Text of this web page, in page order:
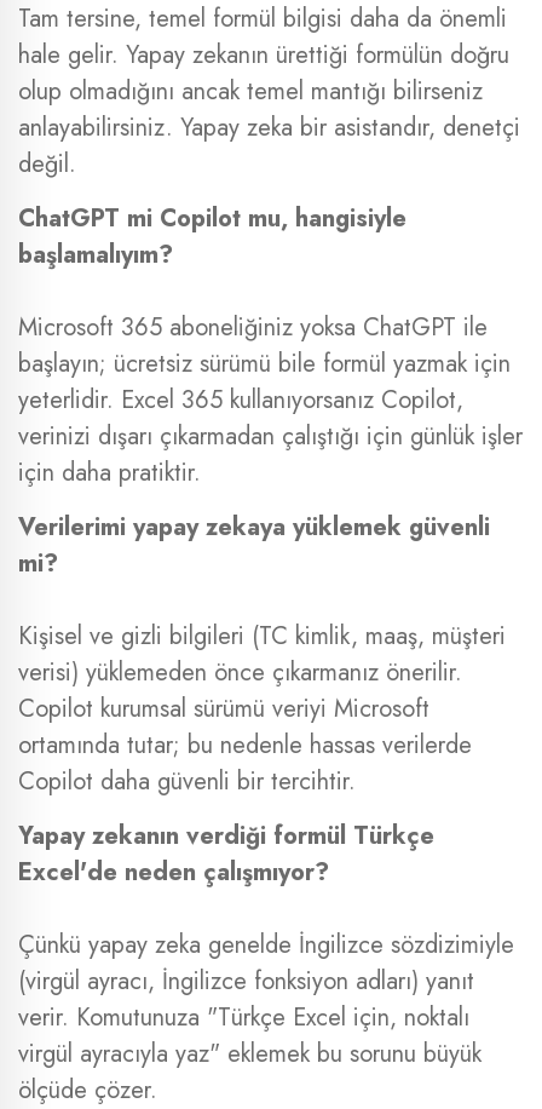
Tam tersine, temel formül bilgisi daha da önemli
hale gelir. Yapay zekanın ürettiği formülün doğru
olup olmadığını ancak temel mantığı bilirseniz
anlayabilirsiniz. Yapay zeka bir asistandır, denetçi
değil.
ChatGPT mi Copilot mu, hangisiyle
başlamalıyım?
Microsoft 365 aboneliğiniz yoksa ChatGPT ile
başlayın; ücretsiz sürümü bile formül yazmak için
yeterlidir. Excel 365 kullanıyorsanız Copilot,
verinizi dışarı çıkarmadan çalıştığı için günlük işler
için daha pratiktir.
Verilerimi yapay zekaya yüklemek güvenli
mi?
Kişisel ve gizli bilgileri (TC kimlik, maaş, müşteri
verisi) yüklemeden önce çıkarmanız önerilir.
Copilot kurumsal sürümü veriyi Microsoft
ortamında tutar; bu nedenle hassas verilerde
Copilot daha güvenli bir tercihtir.
Yapay zekanın verdiği formül Türkçe
Excel'de neden çalışmıyor?
Çünkü yapay zeka genelde İngilizce sözdizimiyle
(virgül ayracı, İngilizce fonksiyon adları) yanıt
verir. Komutunuza "Türkçe Excel için, noktalı
virgül ayracıyla yaz" eklemek bu sorunu büyük
ölçüde çözer.